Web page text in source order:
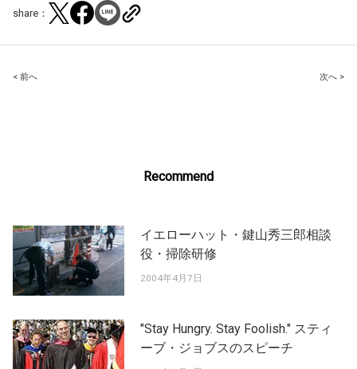
share：
Post
< 前へ 次へ >
Recommend
イエローハット・鍵山秀三郎相談
役・掃除研修
2004年4月7日
"Stay Hungry. Stay Foolish." スティ
ーブ・ジョブスのスピーチ